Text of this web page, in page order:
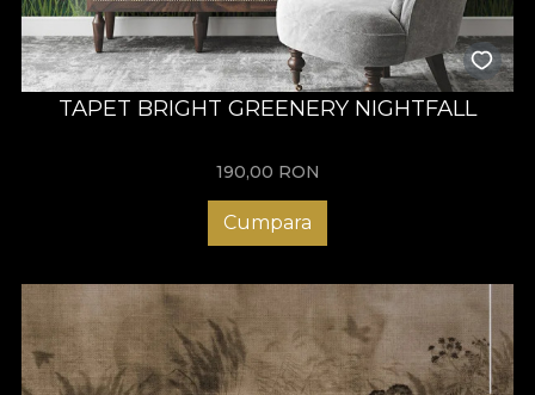
TAPET BRIGHT GREENERY NIGHTFALL
190,00 RON
Cumpara